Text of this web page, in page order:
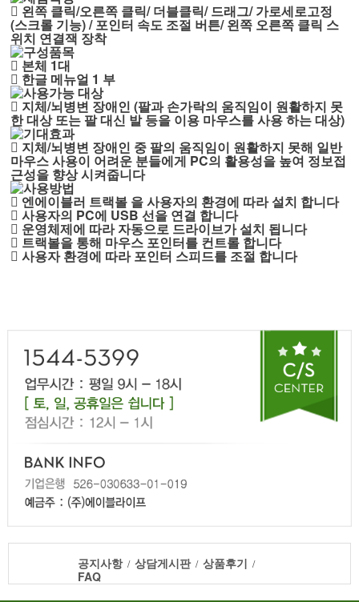
􄤎 왼쪽 클릭/오른쪽 클릭/ 더블클릭/ 드래그/ 가로세로고정
(스크롤 기능) / 포인터 속도 조절 버튼/ 왼쪽 오른쪽 클릭 스
위치 연결잭 장착
􄤎 본체 1대
􄤎 한글 메뉴얼 1 부
􄤎 지체/뇌병변 장애인 (팔과 손가락의 움직임이 원활하지 못
한 대상 또는 팔 대신 발 등을 이용 마우스를 사용 하는 대상)
􄤎 지체/뇌병변 장애인 중 팔의 움직임이 원활하지 못해 일반
마우스 사용이 어려운 분들에게 PC의 활용성을 높여 정보접
근성을 향상 시켜줍니다
􄤎 엔에이블러 트랙볼 을 사용자의 환경에 따라 설치 합니다
􄤎 사용자의 PC에 USB 선을 연결 합니다
􄤎 운영체제에 따라 자동으로 드라이브가 설치 됩니다
􄤎 트랙볼을 통해 마우스 포인터를 컨트롤 합니다
􄤎 사용자 환경에 따라 포인터 스피드를 조절 합니다
공지사항/ 상담게시판/ 상품후기 /
FAQ